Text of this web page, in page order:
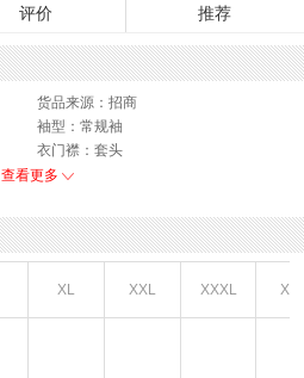
评价 推荐
货品来源：招商
袖型：常规袖
衣门襟：套头
版型：标准
查看更多
XL XXL XXXL XS